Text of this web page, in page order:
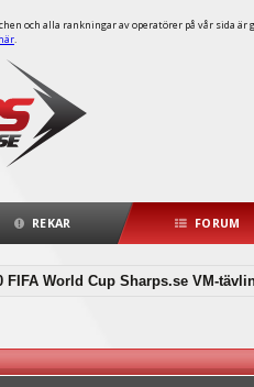
och alla rankningar av operatörer på vår sida
.
REKAR FORUM
FIFA World Cup Sharps.se VM-